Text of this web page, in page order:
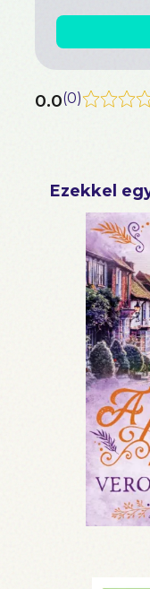
0.0(0)
Ezekkel